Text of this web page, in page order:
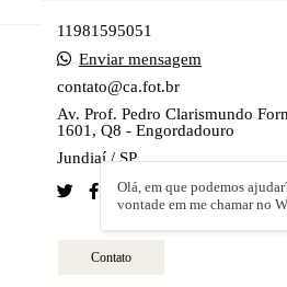
11981595051
Enviar mensagem
contato@ca.fot.br
Av. Prof. Pedro Clarismundo
1601, Q8 - Engordadouro
Jundiaí / SP
Contato
Olá, em que podemos
vontade em me chamar no